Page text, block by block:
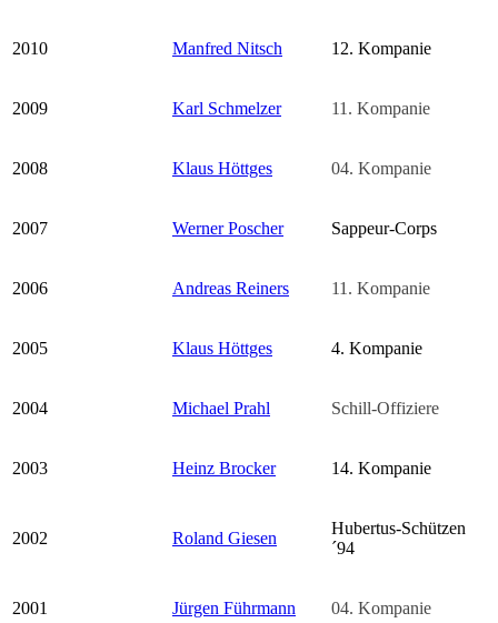
2010 Manfred Nitsch 12. Kompanie
2009 Karl Schmelzer 11. Kompanie
2008 Klaus Höttges 04. Kompanie
2007 Werner Poscher Sappeur-Corps
2006 Andreas Reiners 11. Kompanie
2005 Klaus Höttges 4. Kompanie
2004 Michael Prahl Schill-Offiziere
2003 Heinz Brocker 14. Kompanie
2002 Roland Giesen
Hubertus-Schützen
´94
2001 Jürgen Führmann 04. Kompanie